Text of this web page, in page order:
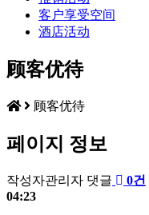
客户享受空间
酒店活动
顾客优待
顾客优待
페이지 정보
작성자관리자 댓글 0건
04:23